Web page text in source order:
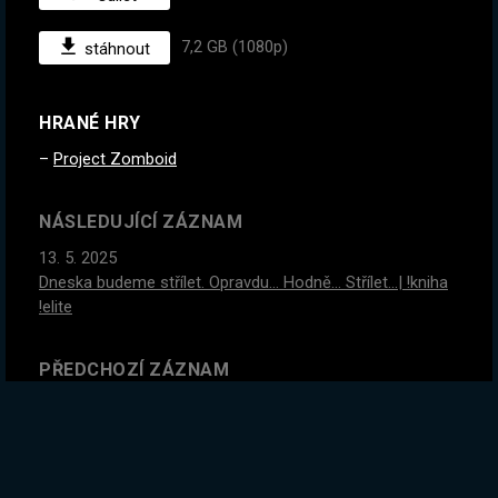
stáhnout 7,2 GB (1080p)
HRANÉ HRY
Project Zomboid
NÁSLEDUJÍCÍ ZÁZNAM
13. 5. 2025
Dneska budeme střílet. Opravdu... Hodně... Střílet...| !kniha
!elite
PŘEDCHOZÍ ZÁZNAM